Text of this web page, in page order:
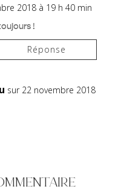
2018 à 19 h 40 min
!
Réponse
sur 22 novembre 2018